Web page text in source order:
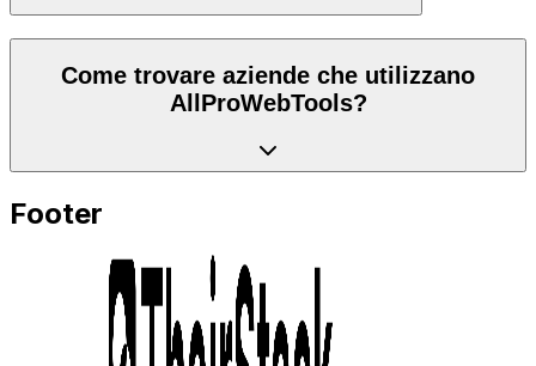
Come trovare aziende che utilizzano
AllProWebTools?
Footer